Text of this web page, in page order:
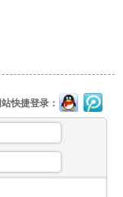
快捷登录：